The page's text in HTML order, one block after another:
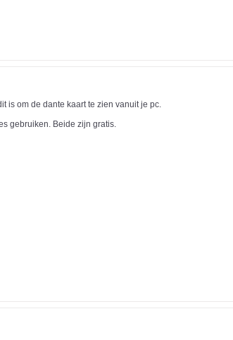
is om de dante kaart te zien vanuit je pc.
gebruiken. Beide zijn gratis.